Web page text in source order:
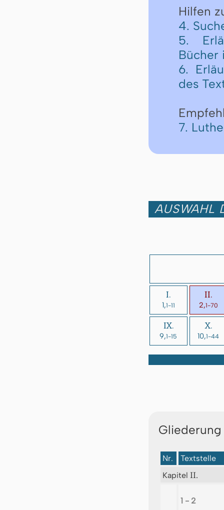
Hilfen
4.
5.
Bücher
6.
des
7.
AUSWAHL
I.
1,1-11
II.
2,1-70
IX.
9,1-15
X.
10,1-44
Nr.
Textstelle
Kapitel II.
1 - 2